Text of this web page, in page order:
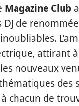
Magazine Club
DJ de
attirant
nouveaux
des
chacun de